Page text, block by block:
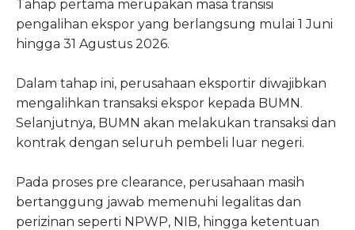
Tahap pertama merupakan masa transisi
pengalihan ekspor yang berlangsung mulai 1 Juni
hingga 31 Agustus 2026.
Dalam tahap ini, perusahaan eksportir diwajibkan
mengalihkan transaksi ekspor kepada BUMN.
Selanjutnya, BUMN akan melakukan transaksi dan
kontrak dengan seluruh pembeli luar negeri.
Pada proses pre clearance, perusahaan masih
bertanggung jawab memenuhi legalitas dan
perizinan seperti NPWP, NIB, hingga ketentuan